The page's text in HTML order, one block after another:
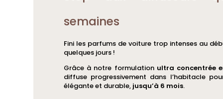
produit
semaines
Fini les parfums de voiture trop intenses au
quelques jours !
Grâce à notre formulation ultra concentrée
diffuse progressivement dans l’habitacle
élégante et durable, jusqu’à 6 mois.